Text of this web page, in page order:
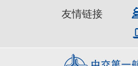
友情链接